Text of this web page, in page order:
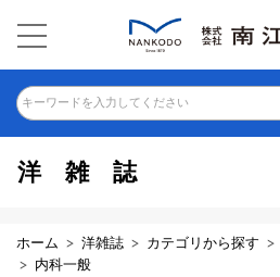
キーワードを入力してください
洋雑誌
ホーム 洋雑誌 カテゴリから探す
内科一般